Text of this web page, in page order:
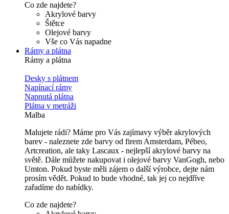
Co zde najdete?
Akrylové barvy
Štětce
Olejové barvy
Vše co Vás napadne
Rámy a plátna
Rámy a plátna
Desky s plátnem
Napínací rámy
Napnutá plátna
Plátna v metráži
Malba
Malujete rádi? Máme pro Vás zajímavy výběr akrylových
barev - naleznete zde barvy od firem Amsterdam, Pébeo,
Artcreation, ale taky Lascaux - nejlepší akrylové barvy na
světě. Dále můžete nakupovat i olejové barvy VanGogh, nebo
Umton. Pokud byste měli zájem o další výrobce, dejte nám
prosím vědět. Pokud to bude vhodné, tak jej co nejdříve
zařadíme do nabídky.
Co zde najdete?